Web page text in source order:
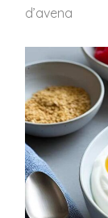
d’avena